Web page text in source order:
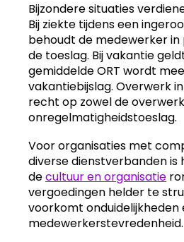
Bijzondere situaties
Bij ziekte tijdens een
behoudt de medewerker
de toeslag. Bij vakantie
gemiddelde ORT wordt
vakantiebijslag. Overwerk
recht op zowel de
onregelmatigheidstoeslag.
Voor organisaties met
diverse dienstverbanden
decultuur en organisatie
vergoedingen helder te
voorkomt
medewerkerstevredenheid.